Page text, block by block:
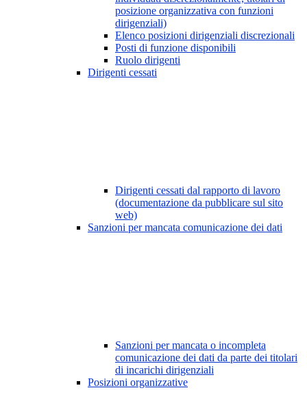
posizione organizzativa con funzioni
dirigenziali)
Elenco posizioni dirigenziali discrezionali
Posti di funzione disponibili
Ruolo dirigenti
Dirigenti cessati
Dirigenti cessati dal rapporto di lavoro
(documentazione da pubblicare sul sito
web)
Sanzioni per mancata comunicazione dei dati
Sanzioni per mancata o incompleta
comunicazione dei dati da parte dei titolari
di incarichi dirigenziali
Posizioni organizzative